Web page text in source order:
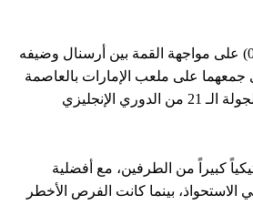
خيّم التعادل السلبي (0-0) على مواجهة القمة بين أرسنال وضيفه
جمعهما على ملعب الإمارات بالعاصمة
لندن، ضمن منافسات الجولة الـ 21 من الدوري الإنجليزي
كبيراً من الطرفين، مع أفضلية
بينما كانت الفرص الأخطر